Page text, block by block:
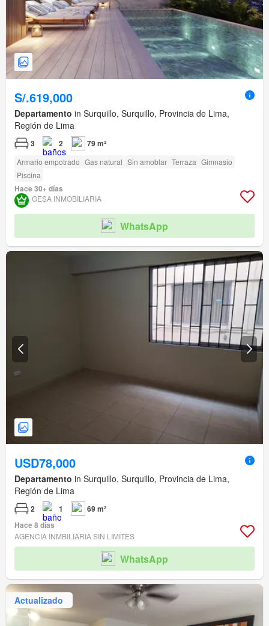
S/.619,000
Departamento in Surquillo, Surquillo, Provincia de Lima,
Región de Lima
3 2 79 m²
Armario empotrado Gas natural Sin amoblar Terraza Gimnasio
Piscina
Hace 30+ días
GESA INMOBILIARIA
WhatsApp
USD78,000
Departamento in Surquillo, Surquillo, Provincia de Lima,
Región de Lima
2 1
69 m²
Hace 8 días
AGENCIA INMBILIARIA SIN LIMITES
WhatsApp
Actualizado